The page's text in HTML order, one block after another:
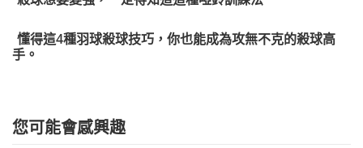
懂得這4種羽球殺球技巧，你也能成為攻無不克的殺球高
手。
您可能會感興趣